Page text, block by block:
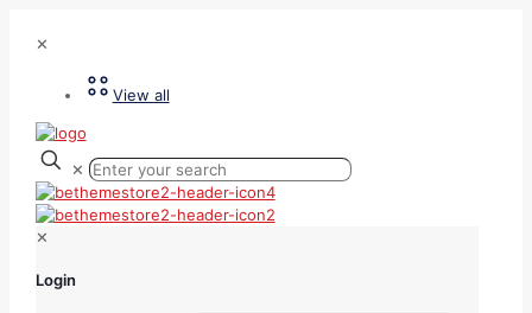
✕
View all
✕
✕
Login